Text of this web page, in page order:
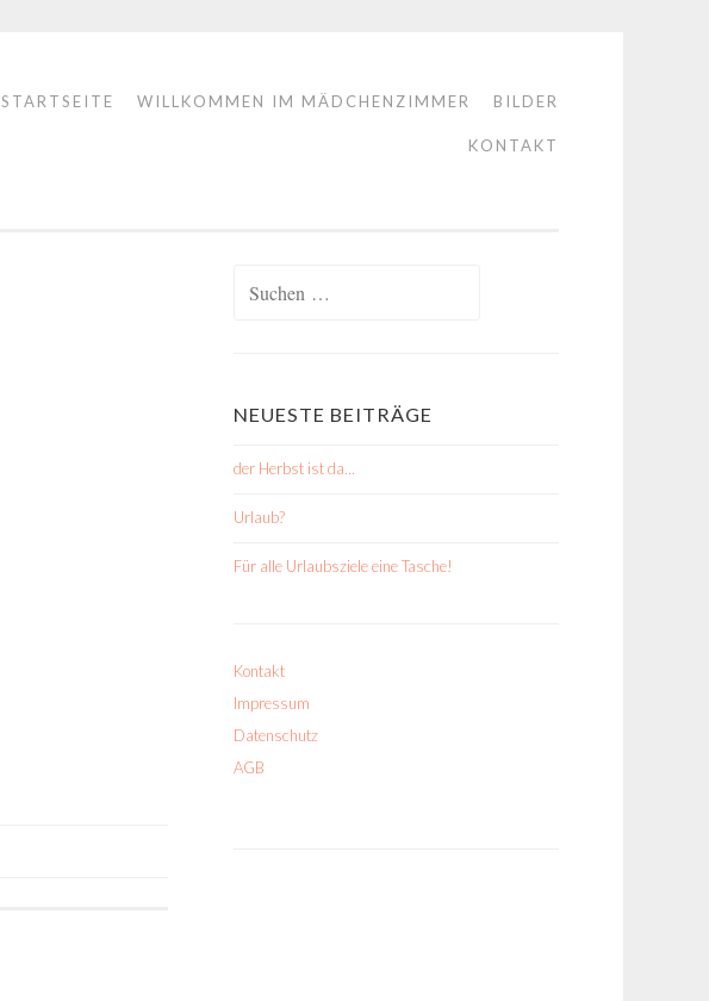
STARTSEITE WILLKOMMEN IM MÄDCHENZIMMER BILDER
KONTAKT
NEUESTE BEITRÄGE
der Herbst ist da…
Urlaub?
Für alle Urlaubsziele eine Tasche!
Kontakt
Impressum
Datenschutz
AGB